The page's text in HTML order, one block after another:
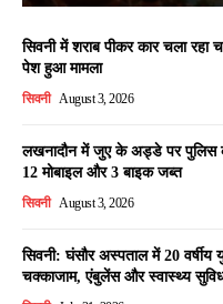
सिवनी में शराब पीकर कार चला
पेश हुआ मामला
सिवनी August 3, 2026
लखनादौन में जुए के अड्डे पर पुलिस
12 मोबाइल और 3 बाइक जब्त
सिवनी August 3, 2026
सिवनी: घंसौर अस्पताल में 20
चक्काजाम, एंबुलेंस और स्वास्थ्य